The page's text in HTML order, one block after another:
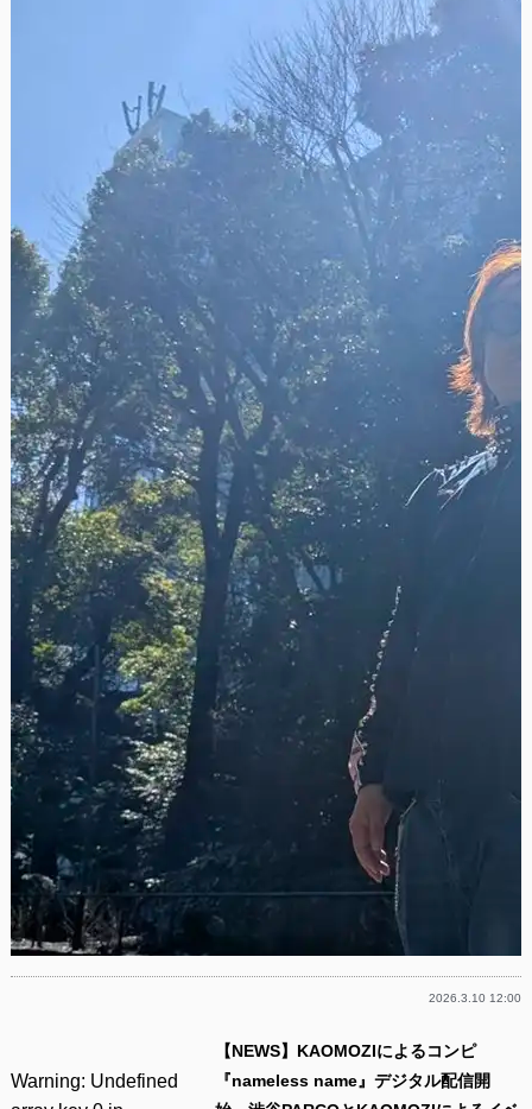
2026.3.10 12:00
Warning: Undefined
【NEWS】KAOMOZIによるコンピ
『nameless name』デジタル配信開